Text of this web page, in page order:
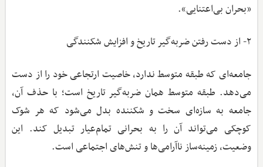
«بحران بی‌اعتنایی».
۲- از دست رفتن ضربه‌گیر تاریخ و افزایش شکنندگی
جامعه‌ای که طبقه متوسط ندارد، خاصیت ارتجاعی خود را از دست
می‌دهد. طبقه متوسط همان ضربه‌گیر تاریخ است؛ با حذف آن،
جامعه به سازه‌ای سخت و شکننده بدل می‌شود که هر شوک
کوچکی می‌تواند آن را به بحرانی تمام‌عیار تبدیل کند. این
وضعیت، زمینه‌ساز ناآرامی‌ها و تنش‌های اجتماعی است.